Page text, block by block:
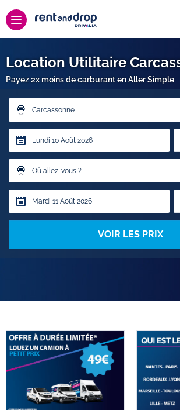
Location Utilitaire
Payez 2x moins de carburant en Aller Simple
Carcassonne
Où allez-vous ?
VOIR LES PRIX